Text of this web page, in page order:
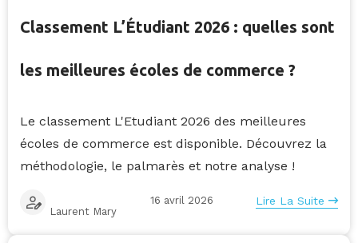
Classement L’Étudiant 2026 : quelles sont
les meilleures écoles de commerce ?
Le classement L'Etudiant 2026 des meilleures
écoles de commerce est disponible. Découvrez la
méthodologie, le palmarès et notre analyse !
Laurent Mary
16 avril 2026 Lire La Suite